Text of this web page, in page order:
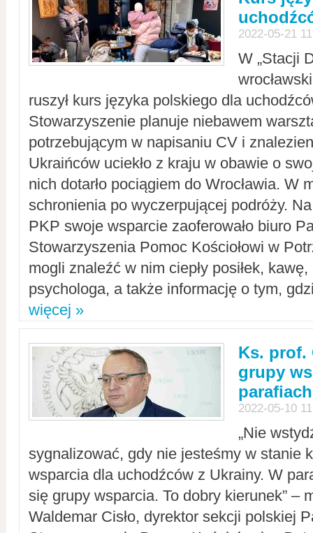
2022-05-21
W „Stacji
ruszył kurs języka polskiego dla
Stowarzyszenie planuje niebawem
potrzebującym w napisaniu CV i
Ukraińców uciekło z kraju w obawie o
nich dotarło pociągiem do Wrocławia. W
schronienia po wyczerpującej podróży.
PKP swoje wsparcie zaoferowało biuro
Stowarzyszenia Pomoc Kościołowi w
mogli znaleźć w nim ciepły posiłek,
psychologa, a także informację o tym,
więcej »
Ks. prof.
grupy
parafiach
2022-05-10
„Nie
sygnalizować, gdy nie jesteśmy w stanie
wsparcia dla uchodźców z Ukrainy. W
się grupy wsparcia. To dobry kierunek” –
Waldemar Cisło, dyrektor sekcji polskiej